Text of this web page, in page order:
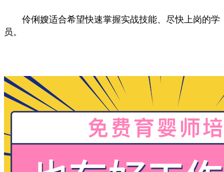
伶俐嫂适合希望快速掌握实战技能、尽快上岗的学
员。